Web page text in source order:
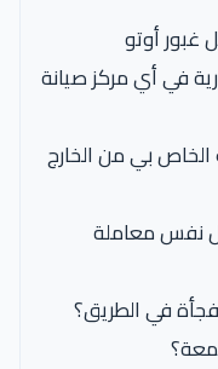
في أي مركز صيانة
بي من الخارج
نفس معاملة